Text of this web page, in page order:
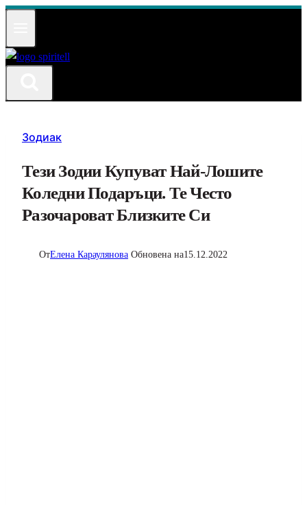
Към
Зодиак
Тези Зодии Купуват Най-Лошите
Коледни Подаръци. Те Често
Разочароват Близките Си
ОтЕлена Караулянова Обновена на15.12.2022